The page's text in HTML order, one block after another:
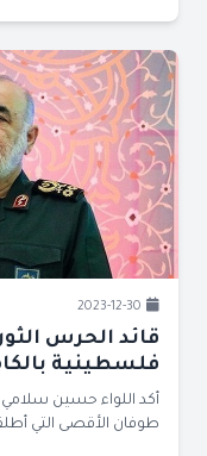
2023-12-30
قائد الحرس
فلسطينية
أكد اللواء حسين سلامي
طوفان الأقصى التي